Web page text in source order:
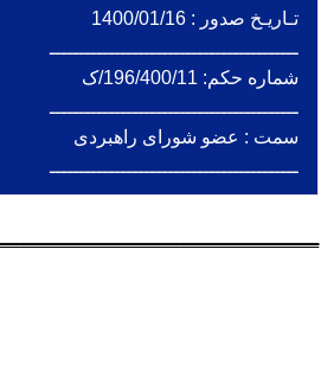
تـاریـخ صدور : 1400/01/16
ــــــــــــــــــــــــــــــــــــــــــ
شماره حکم: 196/400/11/ک
ــــــــــــــــــــــــــــــــــــــــــ
سمت : عضو شورای راهبردی
ــــــــــــــــــــــــــــــــــــــــــ